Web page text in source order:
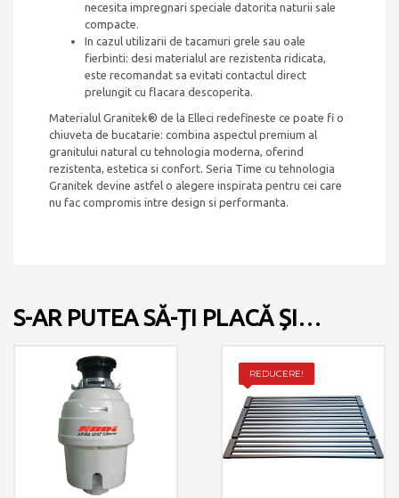
necesita impregnari speciale datorita naturii sale
compacte.
In cazul utilizarii de tacamuri grele sau oale
fierbinti: desi materialul are rezistenta ridicata,
este recomandat sa evitati contactul direct
prelungit cu flacara descoperita.
Materialul Granitek® de la Elleci redefineste ce poate fi o
chiuveta de bucatarie: combina aspectul premium al
granitului natural cu tehnologia moderna, oferind
rezistenta, estetica si confort. Seria Time cu tehnologia
Granitek devine astfel o alegere inspirata pentru cei care
nu fac compromis intre design si performanta.
S-AR PUTEA SĂ-ȚI PLACĂ ȘI…
REDUCERE!